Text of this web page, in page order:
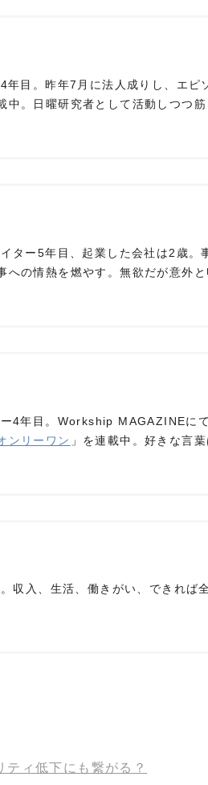
年目。昨年7月に法人成りし、エピ
中。日曜研究者として活動しつつ
ター5年目、起業した会社は2歳。
への情熱を燃やす。無欲だが意外
4年目。Workship MAGAZINEに
ンリーワン 」を連載中。好きな言
入、生活、働きがい、できれば
ィ低下にも繋がる？